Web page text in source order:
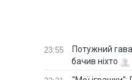
23:55
Потужний
бачив ніхто